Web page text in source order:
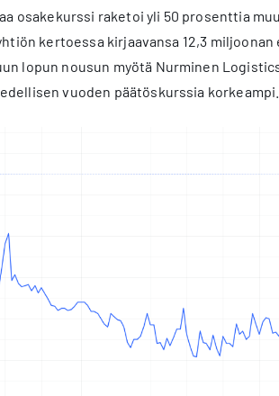
osakekurssi raketoi yli 50 prosenttia
kertoessa kirjaavansa 12,3 miljoonan
lopun nousun myötä Nurminen
vuoden päätöskurssia korkeampi.